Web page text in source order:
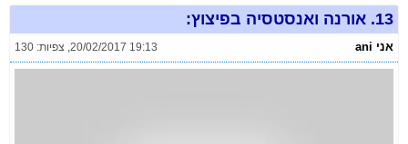
13. אורנה ואנסטסיה בפיצוץ:
אני ani 20/02/2017 19:13
, צפיות: 130